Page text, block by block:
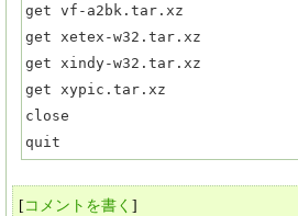
get vf-a2bk.tar.xz
get xetex-w32.tar.xz
get xindy-w32.tar.xz
get xypic.tar.xz
close
quit
[コメントを書く ]